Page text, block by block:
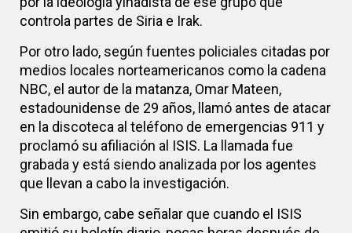
controla partes de Siria e Irak.
Por otro lado, según fuentes policiales citadas por
medios locales norteamericanos como la cadena
NBC, el autor de la matanza, Omar Mateen,
estadounidense de 29 años, llamó antes de atacar
en la discoteca al teléfono de emergencias 911 y
proclamó su afiliación al ISIS. La llamada fue
grabada y está siendo analizada por los agentes
que llevan a cabo la investigación.
Sin embargo, cabe señalar que cuando el ISIS